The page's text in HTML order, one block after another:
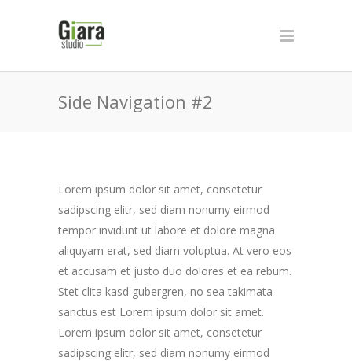
Side Navigation #2
Lorem ipsum dolor sit amet, consetetur
sadipscing elitr, sed diam nonumy eirmod
tempor invidunt ut labore et dolore magna
aliquyam erat, sed diam voluptua. At vero eos
et accusam et justo duo dolores et ea rebum.
Stet clita kasd gubergren, no sea takimata
sanctus est Lorem ipsum dolor sit amet.
Lorem ipsum dolor sit amet, consetetur
sadipscing elitr, sed diam nonumy eirmod